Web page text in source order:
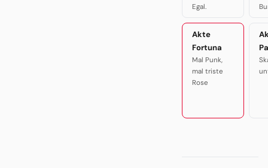
Egal.
Akte
Fortuna
Mal Punk,
mal triste
Rose